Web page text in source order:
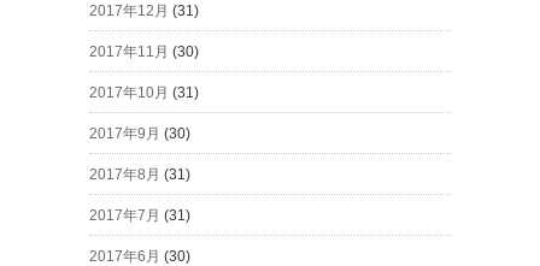
2017年12月 (31)
2017年11月 (30)
2017年10月 (31)
2017年9月 (30)
2017年8月 (31)
2017年7月 (31)
2017年6月 (30)